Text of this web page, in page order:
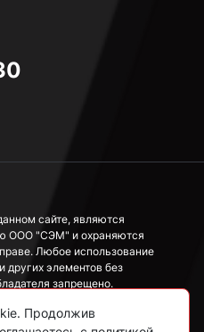
сайте, являются
ООО "СЭМ" и охраняются
Любое использование
других элементов без
запрещено.
носит исключительно
Продолжив